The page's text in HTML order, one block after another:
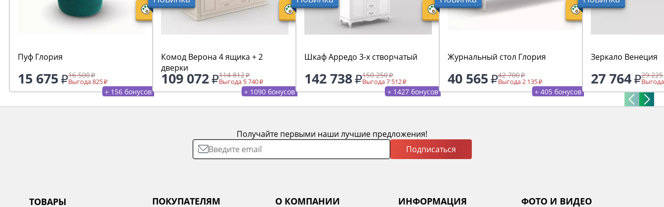
Пуф Глория
15 675 16 500
Выгода 825
+ 156 бонусов
Комод Верона 4 ящика + 2
дверки
109 072 114 812
Выгода 5 740
+ 1090 бонусов
Шкаф Арредо 3-х створчатый
142 738 150 250
Выгода 7 512
+ 1427 бонусов
Журнальный стол Глория
40 565 42 700
Выгода 2 135
+ 405 бонусов
Зеркало Венеция
27 764 29 225
Получайте первыми наши лучшие предложения!
Подписаться
ТОВАРЫ ПОКУПАТЕЛЯМ О КОМПАНИИ ИНФОРМАЦИЯ ФОТО И ВИДЕО